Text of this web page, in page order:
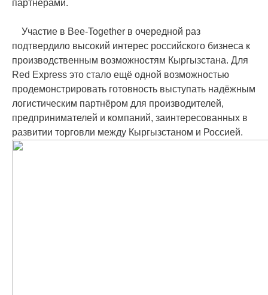
партнёрами.
Участие в Bee-Together в очередной раз
подтвердило высокий интерес российского бизнеса к
производственным возможностям Кыргызстана. Для
Red Express это стало ещё одной возможностью
продемонстрировать готовность выступать надёжным
логистическим партнёром для производителей,
предпринимателей и компаний, заинтересованных в
развитии торговли между Кыргызстаном и Россией.